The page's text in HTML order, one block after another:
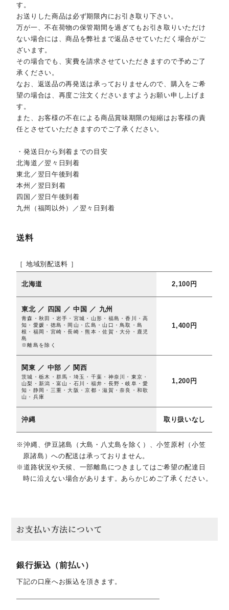
す。
お送りした商品は必ず期限内にお引き取り下さい。
万が一、不在荷物の保管期間を過ぎてもお引き取りいただけ
ない場合には、商品を弊社まで返品させていただく場合がご
ざいます。
その場合でも、実費を請求させていただきますので予めご了
承ください。
なお、返送品の再発送は承っておりませんので、購入をご希
望の場合は、再度ご注文くださいますようお願い申し上げま
す。
また、お客様の不在による商品賞味期限の短縮はお客様の責
任とさせていただきますのでご了承ください。
・発送日から到着までの目安
北海道／翌々日到着
東北／翌日午後到着
本州／翌日到着
四国／翌日午後到着
九州（福岡以外）／翌々日到着
送料
［ 地域別配送料 ］
北海道 2,100円
東北 ／ 四国 ／ 中国 ／ 九州
青森・秋田・岩手・宮城・山形・福島・香川・高
知・愛媛・徳島・岡山・広島・山口・鳥取・島
根・福岡・宮崎・長崎・熊本・佐賀・大分・鹿児
島
※離島を除く
1,400円
関東 ／ 中部 ／ 関西
茨城・栃木・群馬・埼玉・千葉・神奈川・東京・
山梨・新潟・富山・石川・福井・長野・岐阜・愛
知・静岡・三重・大阪・京都・滋賀・奈良・和歌
山・兵庫
1,200円
沖縄 取り扱いなし
沖縄、伊豆諸島（大島・八丈島を除く）、小笠原村（小笠
原諸島）への配送は承っておりません。
道路状況や天候、一部離島につきましてはご希望の配達日
時に沿えない場合があります。あらかじめご了承ください。
お支払い方法について
銀行振込（前払い）
下記の口座へお振込を頂きます。